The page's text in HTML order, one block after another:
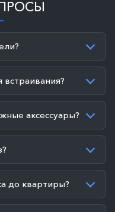
аксессуары?
до квартиры?